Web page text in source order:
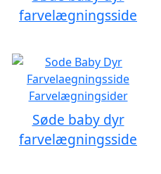
farvelægningsside
Søde baby dyr
farvelægningsside